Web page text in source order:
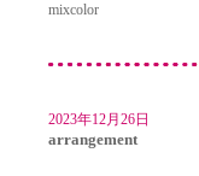
mixcolor
2023年12月26日
arrangement